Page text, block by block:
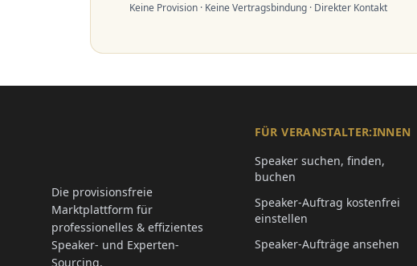
Keine Provision · Keine Vertragsbindung · Direkter Kontakt
Die provisionsfreie
Marktplattform für
professionelles & effizientes
Speaker- und Experten-
Sourcing.
FÜR VERANSTALTER:INNEN
Speaker suchen, finden,
buchen
Speaker-Auftrag kostenfrei
einstellen
Speaker-Aufträge ansehen